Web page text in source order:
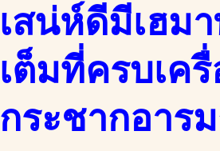
เสน่ห์ดีมีเฮม
เต็มที่ครบเค
กระชากอาร